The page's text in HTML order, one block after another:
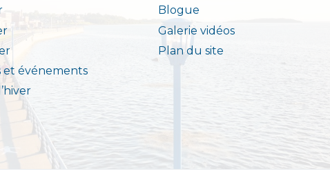
et événements
Blogue
Galerie vidéos
Plan du site